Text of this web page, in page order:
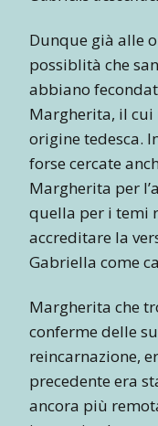
Dunque già alle
possiblità che
abbiano
Margherita, il cui
origine tedesca.
forse cercate
Margherita per
quella per i temi
accreditare la
Gabriella come
Margherita che
conferme delle
reincarnazione,
precedente era
ancora più